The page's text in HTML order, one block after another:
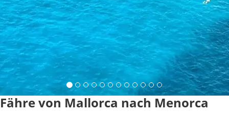
Fähre von Mallorca nach Menorca